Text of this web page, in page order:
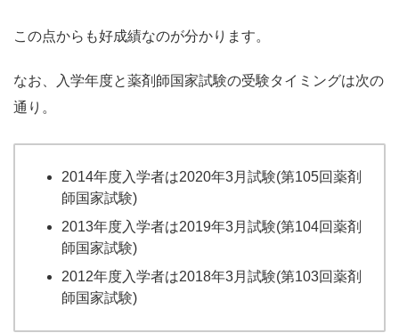
この点からも好成績なのが分かります。
なお、入学年度と薬剤師国家試験の受験タイミングは次の
通り。
2014年度入学者は2020年3月試験(第105回薬剤
師国家試験)
2013年度入学者は2019年3月試験(第104回薬剤
師国家試験)
2012年度入学者は2018年3月試験(第103回薬剤
師国家試験)